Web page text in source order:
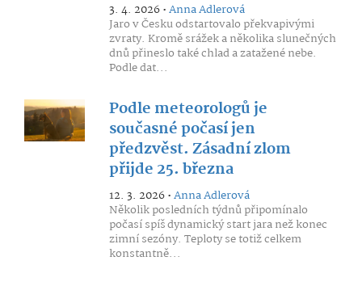
3. 4. 2026 •Anna Adlerová
Jaro v Česku odstartovalo překvapivými
zvraty. Kromě srážek a několika slunečných
dnů přineslo také chlad a zatažené nebe.
Podle dat...
Podle meteorologů je
současné počasí jen
předzvěst. Zásadní zlom
přijde 25. března
12. 3. 2026 •Anna Adlerová
Několik posledních týdnů připomínalo
počasí spíš dynamický start jara než konec
zimní sezóny. Teploty se totiž celkem
konstantně...